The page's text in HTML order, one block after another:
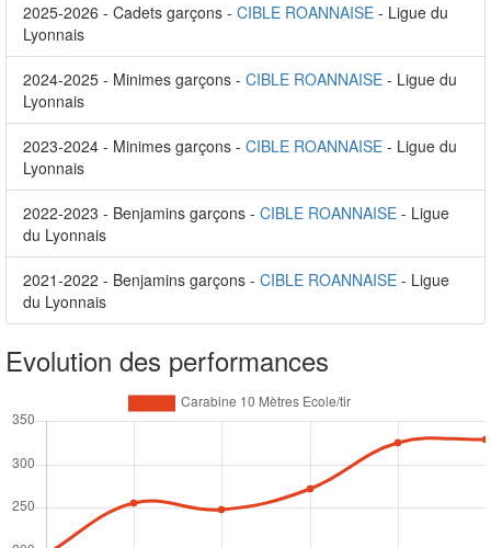
2025-2026 - Cadets garçons - CIBLE ROANNAISE - Ligue du
Lyonnais
2024-2025 - Minimes garçons - CIBLE ROANNAISE - Ligue du
Lyonnais
2023-2024 - Minimes garçons - CIBLE ROANNAISE - Ligue du
Lyonnais
2022-2023 - Benjamins garçons - CIBLE ROANNAISE - Ligue
du Lyonnais
2021-2022 - Benjamins garçons - CIBLE ROANNAISE - Ligue
du Lyonnais
Evolution des performances